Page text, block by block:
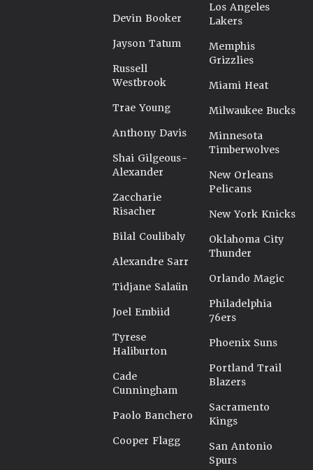
Devin Booker
Jayson Tatum
Russell
Westbrook
Trae Young
Anthony Davis
Shai Gilgeous-
Alexander
Zaccharie
Risacher
Bilal Coulibaly
Alexandre Sarr
Tidjane Salaün
Joel Embiid
Tyrese
Haliburton
Cade
Cunningham
Paolo Banchero
Cooper Flagg
Los Angeles
Lakers
Memphis
Grizzlies
Miami Heat
Milwaukee Bucks
Minnesota
Timberwolves
New Orleans
Pelicans
New York Knicks
Oklahoma City
Thunder
Orlando Magic
Philadelphia
76ers
Phoenix Suns
Portland Trail
Blazers
Sacramento
Kings
San Antonio
Spurs